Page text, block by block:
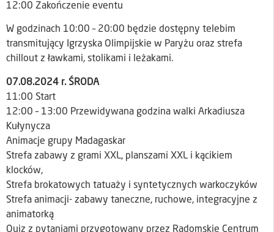
12:00 Zakończenie eventu
W godzinach 10:00 – 20:00 będzie dostępny telebim
transmitujący Igrzyska Olimpijskie w Paryżu oraz strefa
chillout z ławkami, stolikami i leżakami.
07.08.2024 r. ŚRODA
11:00 Start
12:00 – 13:00 Przewidywana godzina walki Arkadiusza
Kułynycza
Animacje grupy Madagaskar
Strefa zabawy z grami XXL, planszami XXL i kącikiem
klocków,
Strefa brokatowych tatuaży i syntetycznych warkoczyków
Strefa animacji- zabawy taneczne, ruchowe, integracyjne z
animatorką
Quiz z pytaniami przygotowany przez Radomskie Centrum